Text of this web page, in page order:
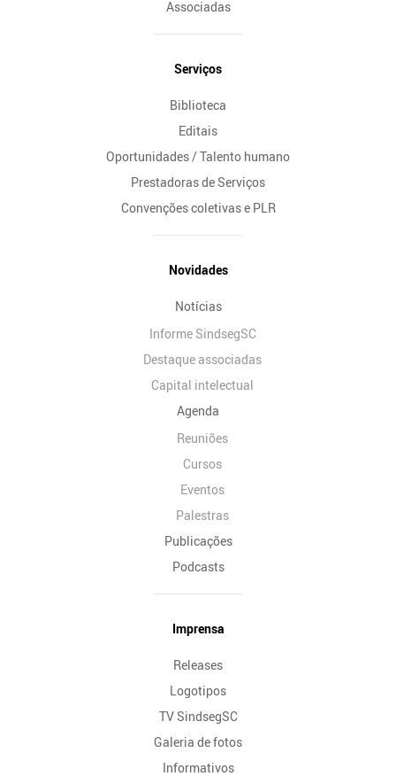
Associadas
Serviços
Biblioteca
Editais
Oportunidades / Talento humano
Prestadoras de Serviços
Convenções coletivas e PLR
Novidades
Notícias
Informe SindsegSC
Destaque associadas
Capital intelectual
Agenda
Reuniões
Cursos
Eventos
Palestras
Publicações
Podcasts
Imprensa
Releases
Logotipos
TV SindsegSC
Galeria de fotos
Informativos